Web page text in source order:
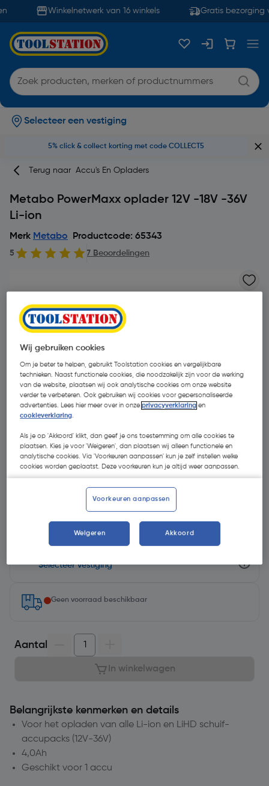
Winkelnetwerk van 16 winkels Gratis bezorging
Selecteer een vestiging
5% click & collect korting met code COLLECT5
Terug naar Accu's En Opladers
Metabo PowerMaxx oplader 12V -18V -36V
Li-ion
Merk Metabo Productcode: 65343
5 7 Beoordelingen
€ 45,45| Excl. btw € 37,56
Recupelbijdrage inbegrepen
Selecteer vestiging
Geen voorraad beschikbaar
Aantal
In winkelwagen
Belangrijkste kenmerken en details
Voor het opladen van alle Li-ion en LiHD schuif-
accupacks (12V-36V)
4,0Ah
Geschikt voor 1 accu
Wij gebruiken cookies
Om je beter te helpen, gebruikt Toolstation cookies en vergelijkbare
technieken. Naast functionele cookies, die noodzakelijk zijn voor de werking
van de website, plaatsen wij ook analytische cookies om onze website
verder te verbeteren. Ook gebruiken wij cookies voor gepersonaliseerde
advertenties. Lees hier meer over in onzeprivacyverklaring en
cookieverklaring
Als je op 'Akkoord' klikt, dan geef je ons toestemming om alle cookies te
plaatsen. Kies je voor 'Weigeren', dan plaatsen wij alleen functionele en
analytische cookies. Via 'Voorkeuren aanpassen' kun je zelf instellen welke
cookies worden geplaatst. Deze voorkeuren kun je altijd weer aanpassen.
Voorkeuren aanpassen
Weigeren Akkoord